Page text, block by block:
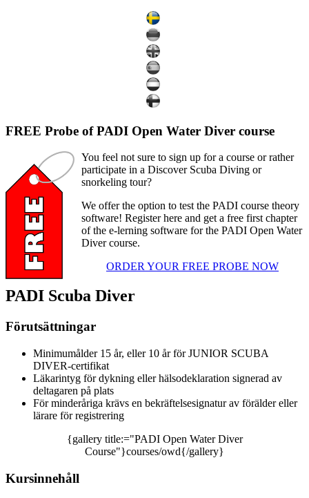
FREE Probe of PADI Open Water Diver course
You feel not sure to sign up for a course or rather
participate in a Discover Scuba Diving or
snorkeling tour?
We offer the option to test the PADI course theory
software! Register here and get a free first chapter
of the e-lerning software for the PADI Open Water
Diver course.
ORDER YOUR FREE PROBE NOW
PADI Scuba Diver
Förutsättningar
Minimumålder 15 år, eller 10 år för JUNIOR SCUBA
DIVER-certifikat
Läkarintyg för dykning eller hälsodeklaration signerad av
deltagaren på plats
För minderåriga krävs en bekräftelsesignatur av förälder eller
lärare för registrering
{gallery title:="PADI Open Water Diver
Course"}courses/owd{/gallery}
Kursinnehåll